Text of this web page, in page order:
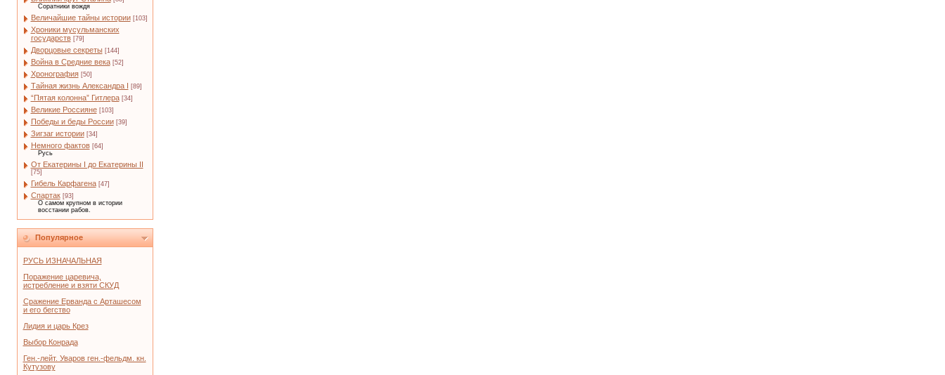
Соратники вождя
Величайшие тайны истории [103]
Хроники мусульманских
государств [79]
Дворцовые секреты [144]
Война в Средние века [52]
Хронография [50]
Тайная жизнь Александра I [89]
“Пятая колонна” Гитлера [34]
Великие Россияне [103]
Победы и беды России [39]
Зигзаг истории [34]
Немного фактов [64]
Русь
От Екатерины I до Екатерины II
[75]
Гибель Карфагена [47]
Спартак [93]
О самом крупном в истории
восстании рабов.
Популярное
РУСЬ ИЗНАЧАЛЬНАЯ
Поражение царевича,
истребление и взяти СКУД
Сражение Ерванда с Арташесом
и его бегство
Лидия и царь Крез
Выбор Конрада
Ген.-лейт. Уваров ген.-фельдм. кн.
Кутузову